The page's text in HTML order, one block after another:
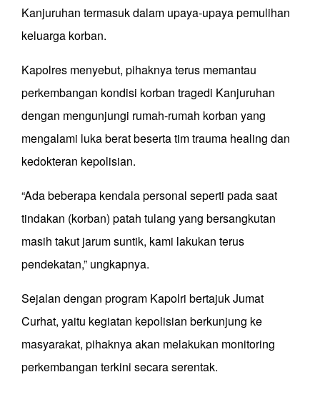
Kanjuruhan termasuk dalam upaya-upaya pemulihan
keluarga korban.
Kapolres menyebut, pihaknya terus memantau
perkembangan kondisi korban tragedi Kanjuruhan
dengan mengunjungi rumah-rumah korban yang
mengalami luka berat beserta tim trauma healing dan
kedokteran kepolisian.
“Ada beberapa kendala personal seperti pada saat
tindakan (korban) patah tulang yang bersangkutan
masih takut jarum suntik, kami lakukan terus
pendekatan,” ungkapnya.
Sejalan dengan program Kapolri bertajuk Jumat
Curhat, yaitu kegiatan kepolisian berkunjung ke
masyarakat, pihaknya akan melakukan monitoring
perkembangan terkini secara serentak.